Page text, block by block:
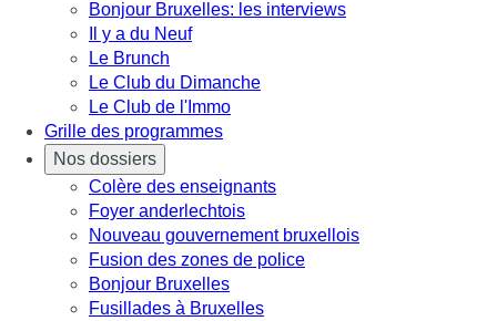
Bonjour Bruxelles: les interviews
Il y a du Neuf
Le Brunch
Le Club du Dimanche
Le Club de l'Immo
Grille des programmes
Nos dossiers
Colère des enseignants
Foyer anderlechtois
Nouveau gouvernement bruxellois
Fusion des zones de police
Bonjour Bruxelles
Fusillades à Bruxelles